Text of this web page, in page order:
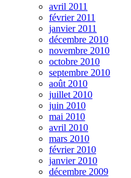
avril 2011
février 2011
janvier 2011
décembre 2010
novembre 2010
octobre 2010
septembre 2010
août 2010
juillet 2010
juin 2010
mai 2010
avril 2010
mars 2010
février 2010
janvier 2010
décembre 2009